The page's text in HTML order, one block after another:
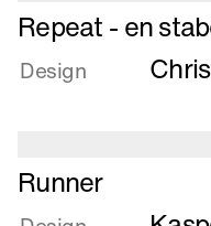
Læs
mere
om
stabelbar
stol
Repeat - en
Design
Læs
mere
Runner